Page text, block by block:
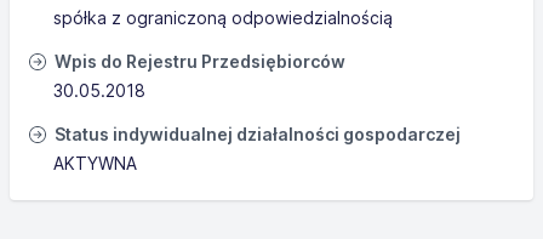
spółka z ograniczoną odpowiedzialnością
Wpis do Rejestru Przedsiębiorców
30.05.2018
Status indywidualnej działalności gospodarczej
AKTYWNA